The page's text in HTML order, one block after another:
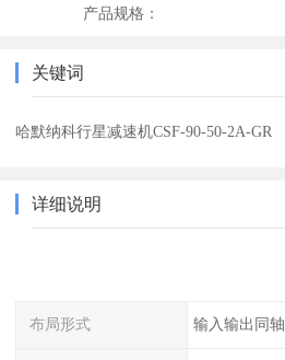
产品规格：
关键词
哈默纳科行星减速机CSF-90-50-2A-GR
详细说明
布局形式 输入输出同轴